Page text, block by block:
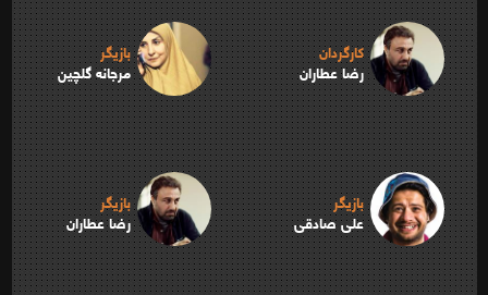
کارگردان
رضا عطاران
بازیگر
مرجانه گلچین
بازیگر
علی صادقی
بازیگر
رضا عطاران